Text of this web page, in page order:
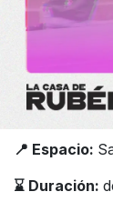
📍 Espacio:
⌛️ Duración: